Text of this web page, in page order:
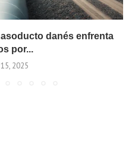
danés enfrenta
por...
2025